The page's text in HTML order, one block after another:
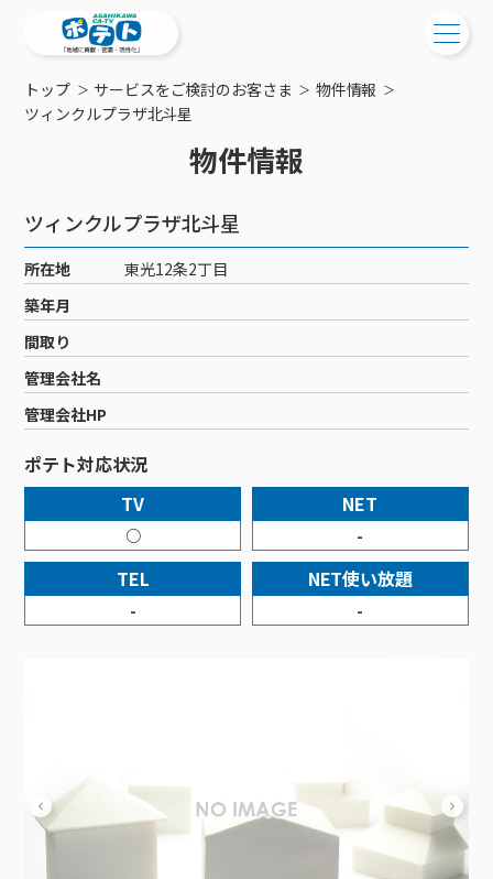
ご検討中の方
工事・配線について
新居をご検討中の方へ
ポテトを導入している集合住宅
物件情報
特典・キャンペーン
おトクな割引サービス
ご加入中の方
ご加入中のサービス確認・変更
WEBメール
サポートサービス
サポートサービストップ
リモートコール
回線速度測定
接続・設定⽅法
訪問サポート＆サポートパックサービス料⾦表
新着情報
メンテナンス・障害情報
ポテトからのプレゼント
イベントカレンダー
講座のご案内
サービス案内
サービス案内
ケーブルテレビ
ケーブルテレビトップ
チャンネル紹介
料⾦プラン
NHK衛星受信料団体⼀括⽀払
機器⼀覧
インターネット
インターネットトップ
料⾦プラン
Wi-Fiサービス
ポテトホーム防犯カメラ
オプションサービス
インターネットギガシェアプラン
固定電話
固定電話トップ
基本料⾦・通話料⾦
オプションサービス
auスマートバリュー
auまとめトーク
ポテトスマートフォントップ
料⾦プラン
機種⼀覧
オプションサービス
でんき
でんきトップ
ポラリンでんき×ポテト
ポテトでんき
暮らしを快適にするサービス
暮らしを快適にするサービストップ
ポテトライフメール
コミチャン
お困りの方はこちら
会社案内
メンテナンス
障害情報
トップ サービスをご検討のお客さま
物件情報
ツィンクルプラザ北斗星
物件情報
ツィンクルプラザ北斗星
所在地
東光12条2丁目
築年月
間取り
管理会社名
管理会社HP
ポテト対応状況
TV
○
NET
-
TEL
-
NET使い放題
-